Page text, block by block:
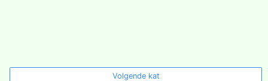
Volgende kat